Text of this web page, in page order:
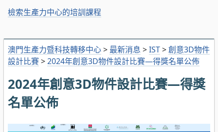
澳門生產力暨科技轉移中心> 最新消息 >IST>創意3D物件
設計比賽>2024年創意3D物件設計比賽—得獎名單公佈
2024年創意3D物件設計比賽—得獎
名單公佈
檢索生產力中心的培訓課程